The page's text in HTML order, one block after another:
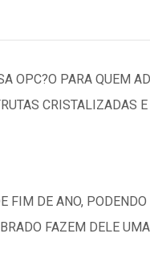
OPC?O PARA QUEM
CRISTALIZADAS
FIM DE ANO,
FAZEM DELE